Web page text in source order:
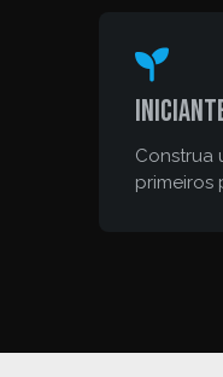
Construa
primeiros